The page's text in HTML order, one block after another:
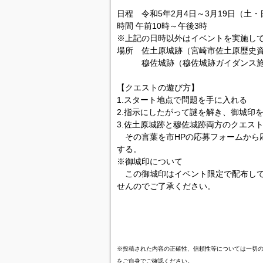
日程 令和5年2月4日～3月19日（土・
時間 午前10時～午後3時
※上記の日時以外はイベントを実施し
場所 佐土原城跡（宮崎市佐土原歴史
穆佐城跡（穆佐城跡ガイダンス施
【クエストの遊び方】
1.スタート地点で問題を手に入れる
2.指示にしたがって謎を解き、御城印
3.佐土原城跡と穆佐城跡両方のクエス
その言葉を市HPの応募フォームから
する。
※御城印について
この御城印はイベント限定で配布し
せんのでご了承ください。
※投稿された内容の正確性、信頼性等については一切
をご自身でご確認ください。